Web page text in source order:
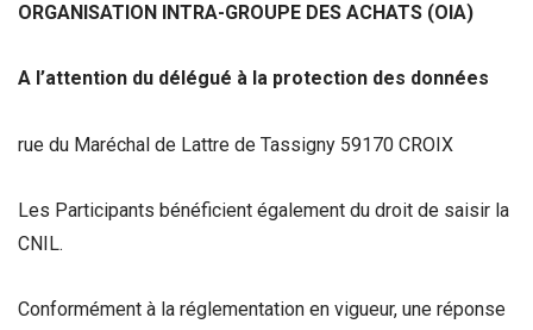
ORGANISATION INTRA-GROUPE DES ACHATS (OIA)
A l’attention du délégué à la protection des données
rue du Maréchal de Lattre de Tassigny 59170 CROIX
Les Participants bénéficient également du droit de saisir la
CNIL.
Conformément à la réglementation en vigueur, une réponse